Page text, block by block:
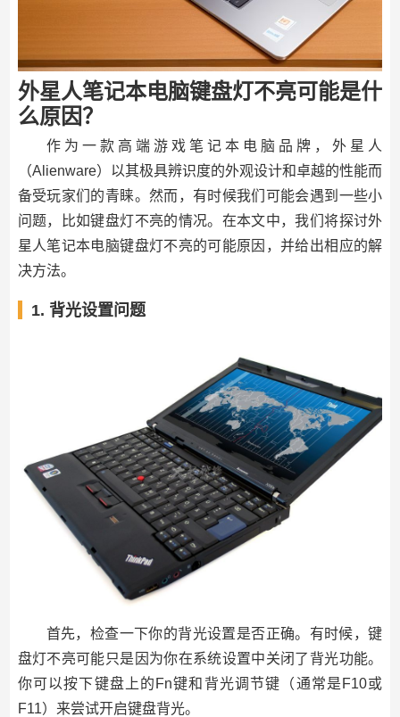
外星人笔记本电脑键盘灯不亮可能是什
么原因？
作为一款高端游戏笔记本电脑品牌，外星人
（Alienware）以其极具辨识度的外观设计和卓越的性能而
备受玩家们的青睐。然而，有时候我们可能会遇到一些小
问题，比如键盘灯不亮的情况。在本文中，我们将探讨外
星人笔记本电脑键盘灯不亮的可能原因，并给出相应的解
决方法。
1. 背光设置问题
首先，检查一下你的背光设置是否正确。有时候，键
盘灯不亮可能只是因为你在系统设置中关闭了背光功能。
你可以按下键盘上的Fn键和背光调节键（通常是F10或
F11）来尝试开启键盘背光。